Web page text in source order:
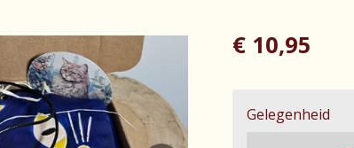
€ 10,95
Gelegenheid